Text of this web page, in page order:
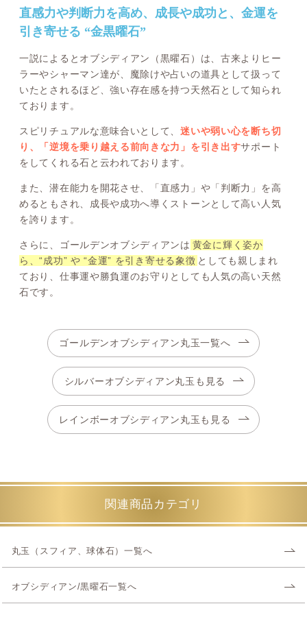
直感力や判断力を高め、成長や成功と、金運を
引き寄せる “金黒曜石”
一説によるとオブシディアン（黒曜石）は、古来よりヒー
ラーやシャーマン達が、魔除けや占いの道具として扱って
いたとされるほど、強い存在感を持つ天然石として知られ
ております。
スピリチュアルな意味合いとして、迷いや弱い心を断ち切
り、「逆境を乗り越える前向きな力」を引き出すサポート
をしてくれる石と云われております。
また、潜在能力を開花させ、「直感力」や「判断力」を高
めるともされ、成長や成功へ導くストーンとして高い人気
を誇ります。
さらに、ゴールデンオブシディアンは 黄金に輝く姿か
ら、“成功” や “金運” を引き寄せる象徴 としても親しまれ
ており、仕事運や勝負運のお守りとしても人気の高い天然
石です。
ゴールデンオブシディアン丸玉一覧へ
シルバーオブシディアン丸玉も見る
レインボーオブシディアン丸玉も見る
関連商品カテゴリ
丸玉（スフィア、球体石）一覧へ
オブシディアン/黒曜石一覧へ